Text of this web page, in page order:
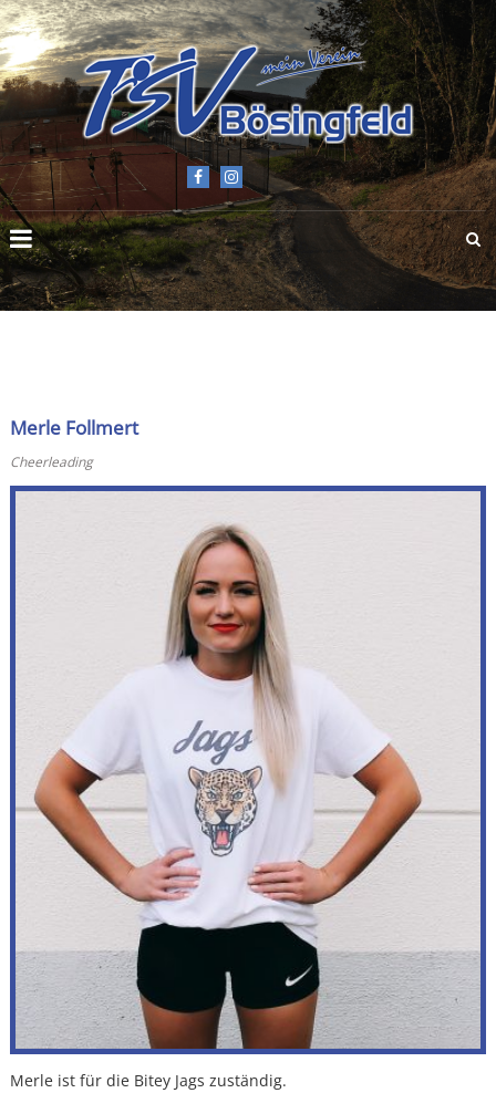
TSV
BÖSINGFELD
E.V.
Merle Follmert
Cheerleading
Merle ist für die Bitey Jags zuständig.